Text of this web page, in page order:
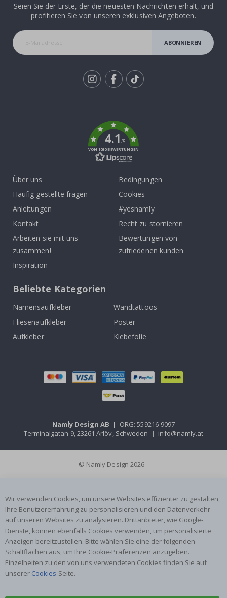
Seien Sie der Erste, der die neuesten Nachrichten erhält, und
profitieren Sie von unseren exklusiven Angeboten.
ABONNIEREN
4.1/5
VON 1030 BEWERTUNGEN
Über uns
Häufig gestellte fragen
Anleitungen
Kontakt
Arbeiten sie mit uns
zusammen!
Inspiration
Bedingungen
Cookies
#yesnamly
Recht zu stornieren
Bewertungen von
zufriedenen kunden
Beliebte Kategorien
Namensaufkleber
Wandtattoos
Fliesenaufkleber
Poster
Aufkleber
Klebefolie
Namly Design AB | ORG: 559216-9097
Terminalgatan 9, 23261 Arlöv, Schweden | info@namly.at
© Namly Design 2026
Wir verwenden Cookies, um unsere Websites effizienter zu gestalten,
Ihre Benutzererfahrung zu personalisieren und den Datenverkehr
auf unseren Websites zu analysieren. Drittanbieter, wie Google-
Dienste, können ebenfalls Cookies verwenden, um personalisierte
Anzeigen bereitzustellen. Bitte wählen Sie eine der folgenden
Schaltflächen aus, um Ihre Cookie-Präferenzen anzugeben.
Einzelheiten zu den von uns verwendeten Cookies finden Sie auf
unserer Cookies-Seite.